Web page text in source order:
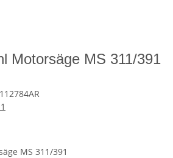
Motorsäge MS 311/391
MS 311/391